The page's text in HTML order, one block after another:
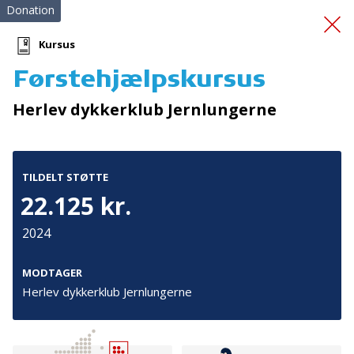
Batteri til duocykel
Donation
Kursus
Førstehjælpskursus
Herlev dykkerklub Jernlungerne
TILDELT STØTTE
22.125 kr.
2024
MODTAGER
Herlev dykkerklub Jernlungerne
Tilmeld nyhedsbrev
De seneste nyheder om TrygFondens og TryghedsGruppens
aktiviteter direkte i din indbakke.
Tilmeld